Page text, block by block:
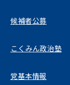
候補者公募
こくみん政治塾
党基本情報